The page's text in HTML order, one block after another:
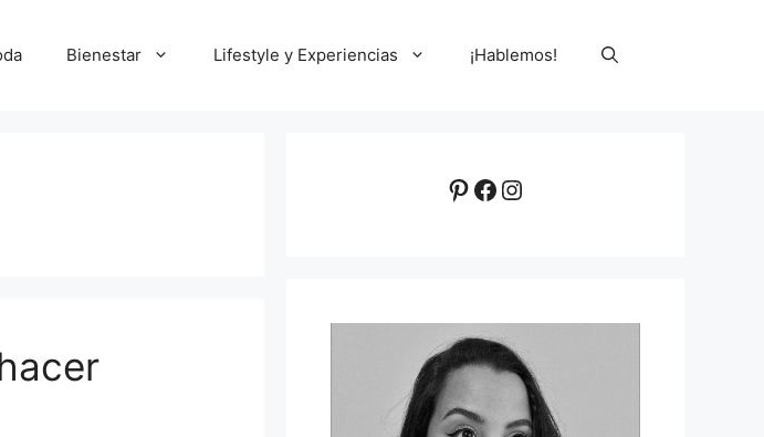
Bienestar Lifestyle y Experiencias ¡Hablemos!
Pinterest
Facebook
Instagram